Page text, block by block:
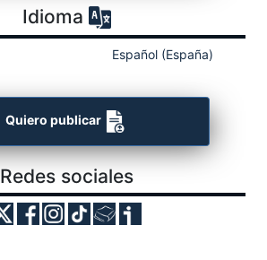
Idioma
Español (España)
Quiero publicar
Redes sociales